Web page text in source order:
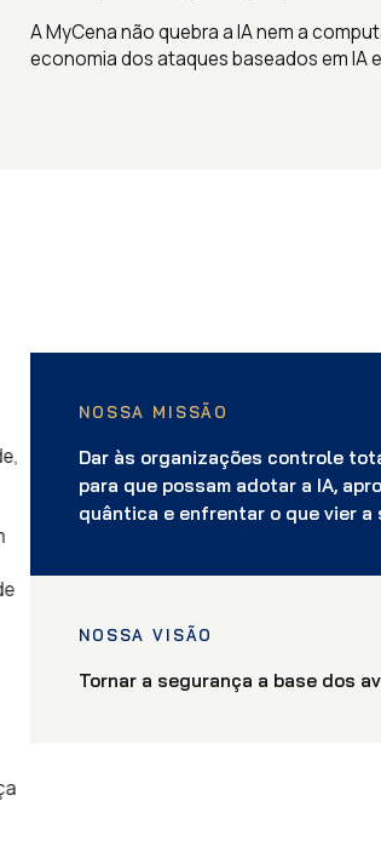
A MyCena não quebra a IA nem a
economia dos ataques baseados em IA
NOSSA MISSÃO
Dar às organizações controle
para que possam adotar a IA,
quântica e enfrentar o que vier a
NOSSA VISÃO
Tornar a segurança a base dos